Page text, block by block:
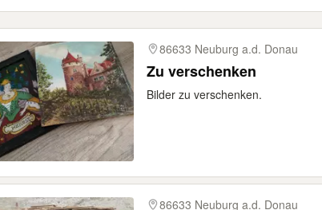
86633 Neuburg a.d. Donau
Zu verschenken
Bilder zu verschenken.
86633 Neuburg a.d. Donau